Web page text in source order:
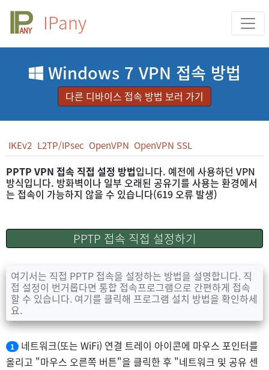
IPany
Windows 7 VPN 접속 방법
다른 디바이스 접속 방법 보러 가기
IKEv2 L2TP/IPsec OpenVPN OpenVPN SSL
PPTP VPN 접속 직접 설정 방법입니다. 예전에 사용하던 VPN
방식입니다. 방화벽이나 일부 오래된 공유기를 사용는 환경에서
는 접속이 가능하지 않을 수 있습니다(619 오류 발생)
PPTP 접속 직접 설정하기
여기서는 직접 PPTP 접속을 설정하는 방법을 설명합니다. 직
접 설정이 번거롭다면 통합 접속프로그램으로 간편하게 접속
할 수 있습니다. 여기를 클릭해 프로그램 설치 방법을 확인하세
요.
1
네트워크(또는 WiFi) 연결 트레이 아이콘에 마우스 포인터를
올리고 "마우스 오른쪽 버튼"을 클릭한 후 "네트워크 및 공유 센